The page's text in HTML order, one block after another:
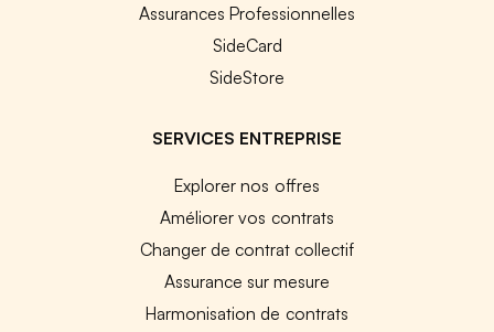
Assurances Professionnelles
SideCard
SideStore
SERVICES ENTREPRISE
Explorer nos offres
Améliorer vos contrats
Changer de contrat collectif
Assurance sur mesure
Harmonisation de contrats